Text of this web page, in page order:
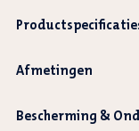
Afmetingen
Bescherming &